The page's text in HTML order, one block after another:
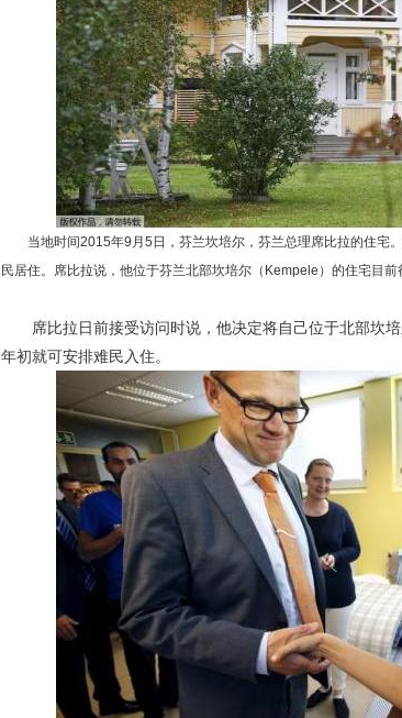
当地时间2015年9月5日，芬兰坎培尔，芬兰总理席比拉的住宅
民居住。席比拉说，他位于芬兰北部坎培尔（Kempele）的住宅目前
席比拉日前接受访问时说，他决定将自己位于北部坎培
年初就可安排难民入住。